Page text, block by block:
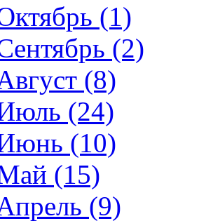
(1)
(2)
(8)
(24)
(10)
(15)
(9)